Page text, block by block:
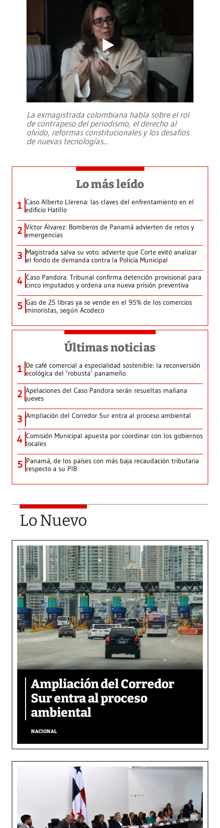
La exmagistrada colombiana habla sobre el rol
de contrapeso del periodismo, el derecho al
olvido, reformas constitucionales y los desafíos
de nuevas tecnologías...
Lo más leído
1 Caso Alberto Llerena: las claves del enfrentamiento en el
edificio Hatillo
2 Víctor Álvarez: Bomberos de Panamá advierten de retos y
emergencias
3 Magistrada salva su voto: advierte que Corte evitó analizar
el fondo de demanda contra la Policía Municipal
4 Caso Pandora: Tribunal confirma detención provisional para
cinco imputados y ordena una nueva prisión preventiva
5 Gas de 25 libras ya se vende en el 95% de los comercios
minoristas, según Acodeco
Últimas noticias
1 De café comercial a especialidad sostenible: la reconversión
ecológica del ‘robusta’ panameño
2 Apelaciones del Caso Pandora serán resueltas mañana
jueves
3 Ampliación del Corredor Sur entra al proceso ambiental
4 Comisión Municipal apuesta por coordinar con los gobiernos
locales
5 Panamá, de los países con más baja recaudación tributaria
respecto a su PIB
Lo Nuevo
Ampliación del Corredor
Sur entra al proceso
ambiental
NACIONAL